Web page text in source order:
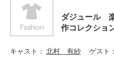
ダジュール
作コレクショ
キャスト 北村 有紗 ゲスト